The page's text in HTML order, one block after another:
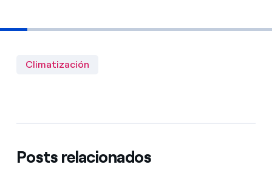
Climatización
Posts relacionados